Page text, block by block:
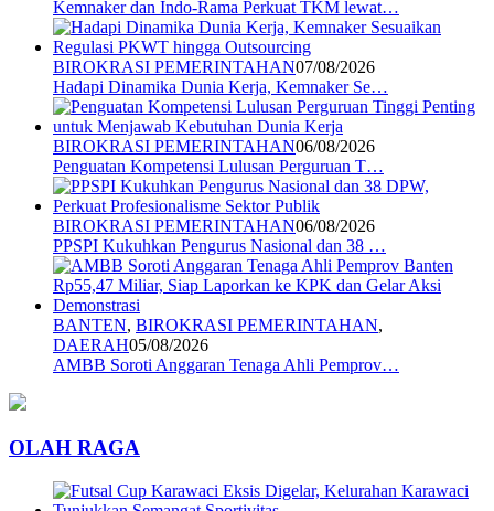
Kemnaker dan Indo-Rama Perkuat TKM lewat…
BIROKRASI PEMERINTAHAN07/08/2026
Hadapi Dinamika Dunia Kerja, Kemnaker Se…
BIROKRASI PEMERINTAHAN06/08/2026
Penguatan Kompetensi Lulusan Perguruan T…
BIROKRASI PEMERINTAHAN06/08/2026
PPSPI Kukuhkan Pengurus Nasional dan 38 …
BANTEN, BIROKRASI PEMERINTAHAN,
DAERAH05/08/2026
AMBB Soroti Anggaran Tenaga Ahli Pemprov…
OLAH RAGA